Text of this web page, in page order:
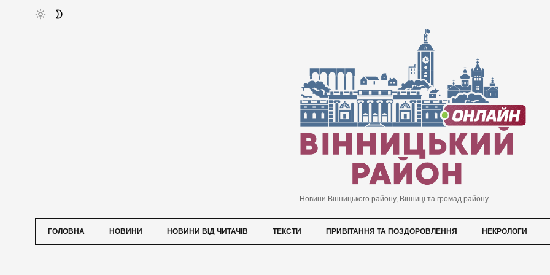
Новини Вінницького району, Вінниці та громад району
ГОЛОВНА НОВИНИ НОВИНИ ВІД ЧИТАЧІВ ТЕКСТИ ПРИВІТАННЯ ТА ПОЗДОРОВЛЕННЯ НЕКРОЛОГИ